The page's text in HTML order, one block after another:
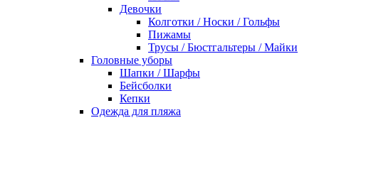
Девочки
Колготки / Носки / Гольфы
Пижамы
Трусы / Бюстгальтеры / Майки
Головные уборы
Шапки / Шарфы
Бейсболки
Кепки
Одежда для пляжа